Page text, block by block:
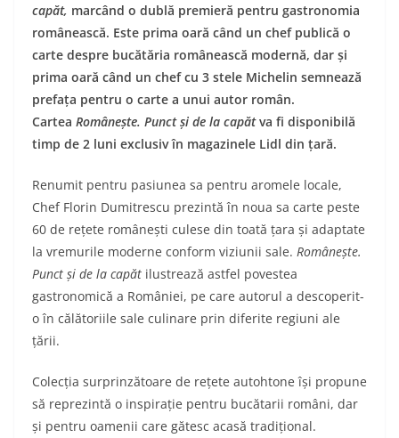
capăt, marcând o dublă premieră pentru gastronomia
românească. Este prima oară când un chef publică o
carte despre bucătăria românească modernă, dar și
prima oară când un chef cu 3 stele Michelin semnează
prefața pentru o carte a unui autor român.
Cartea Românește. Punct și de la capătva fi disponibilă
timp de 2 luni exclusiv în magazinele Lidl din țară.
Renumit pentru pasiunea sa pentru aromele locale,
Chef Florin Dumitrescu prezintă în noua sa carte peste
60 de rețete românești culese din toată țara și adaptate
la vremurile moderne conform viziunii sale. Românește.
Punct și de la capăt ilustrează astfel povestea
gastronomică a României, pe care autorul a descoperit-
o în călătoriile sale culinare prin diferite regiuni ale
țării.
Colecția surprinzătoare de rețete autohtone își propune
să reprezintă o inspirație pentru bucătarii români, dar
și pentru oamenii care gătesc acasă tradițional.